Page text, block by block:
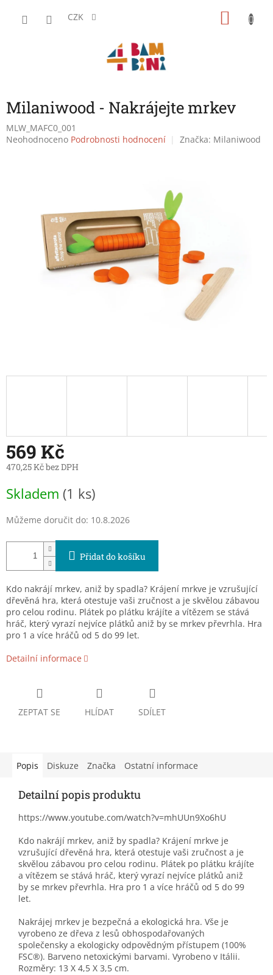
CZK
Milaniwood - Nakrájejte mrkev
MLW_MAFC0_001
Průměrné
hvězdiček.
Neohodnoceno Podrobnosti hodnocení Značka: Milaniwood
569 Kč
470,25 Kč bez DPH
cena:
Skladem (1 ks)
Můžeme doručit do: 10.8.2026
Přidat do košíku
Kdo nakrájí mrkev, aniž by spadla? Krájení mrkve je vzrušující
dřevěná hra, která otestuje vaši zručnost a je skvělou zábavou
pro celou rodinu. Plátek po plátku krájíte a vítězem se stává
hráč, který vyrazí nejvíce plátků aniž by se mrkev převrhla. Hra
pro 1 a více hráčů od 5 do 99 let.
Detailní informace
ZEPTAT SE HLÍDAT SDÍLET
Popis Diskuze Značka Ostatní informace
Detailní popis produktu
https://www.youtube.com/watch?v=mhUUn9Xo6hU
Kdo nakrájí mrkev, aniž by spadla? Krájení mrkve je
vzrušující dřevěná hra, která otestuje vaši zručnost a je
skvělou zábavou pro celou rodinu. Plátek po plátku krájíte
a vítězem se stává hráč, který vyrazí nejvíce plátků aniž
by se mrkev převrhla. Hra pro 1 a více hráčů od 5 do 99
let.
Nakrájej mrkev je bezpečná a ekologická hra. Vše je
vyrobeno ze dřeva z lesů obhospodařovaných
společensky a ekologicky odpovědným přístupem (100%
FSC®). Barveno netoxickými barvami. Vyrobeno v Itálii.
Rozměry: 13 X 4,5 X 3,5 cm.